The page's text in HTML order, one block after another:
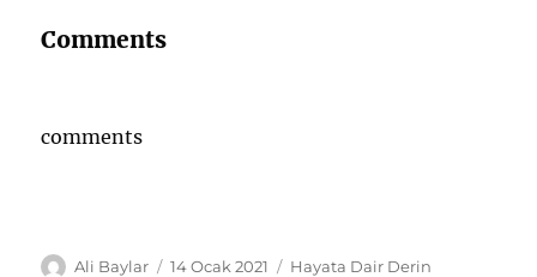
Comments
comments
Yazar
Ali Baylar
Yayın
14 Ocak 2021 Kategoriler
Hayata Dair Derin